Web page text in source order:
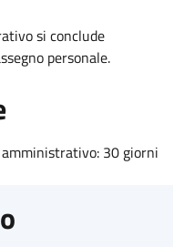
si conclude
personale.
30 giorni